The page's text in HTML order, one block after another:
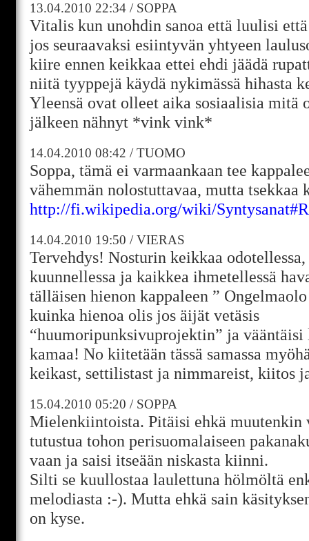
13.04.2010 22:34 / SOPPA
Vitalis kun unohdin sanoa että luulisi
jos seuraavaksi esiintyvän yhtyeen
kiire ennen keikkaa ettei ehdi jäädä
niitä tyyppejä käydä nykimässä hihasta
Yleensä ovat olleet aika sosiaalisia mitä
jälkeen nähnyt *vink vink*
14.04.2010 08:42 /TUOMO
Soppa, tämä ei varmaankaan tee
vähemmän nolostuttavaa, mutta tsekkaa
http://fi.wikipedia.org/wiki/
14.04.2010 19:50 /VIERAS
Tervehdys! Nosturin keikkaa
kuunnellessa ja kaikkea ihmetellessä
tälläisen hienon kappaleen ”
kuinka hienoa olis jos äijät vetäsis
“huumoripunksivuprojektin” ja
kamaa! No kiitetään tässä samassa
keikast, settilistast ja nimmareist, kiitos
15.04.2010 05:20 / SOPPA
Mielenkiintoista. Pitäisi ehkä muutenkin
tutustua tohon perisuomalaiseen
vaan ja saisi itseään niskasta kiinni.
Silti se kuullostaa laulettuna hölmöltä
melodiasta :-). Mutta ehkä sain
on kyse.